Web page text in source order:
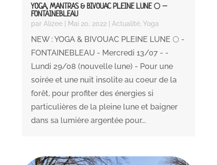
YOGA, MANTRAS & BIVOUAC PLEINE LUNE 🌕 –
FONTAINEBLEAU
par Alizee| Mai 20, 2022| Actualité, Yoga
NEW : YOGA & BIVOUAC PLEINE LUNE 🌕 -
FONTAINEBLEAU - Mercredi 13/07 - -
Lundi 29/08 (nouvelle lune) - Pour une
soirée et une nuit insolite au coeur de la
forêt, pour profiter des énergies si
particulières de la pleine lune et baigner
dans sa lumière argentée pour...